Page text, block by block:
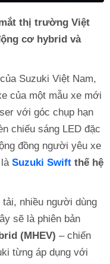
thị trường Việt
cơ hybrid và
Suzuki Việt Nam,
của một mẫu xe mới
với góc chụp hạn
chiếu sáng LED đặc
đồng người yêu xe
Suzuki Swift thế hệ
nhiều người dùng
sẽ là phiên bản
(MHEV) – chiến
từng áp dụng với